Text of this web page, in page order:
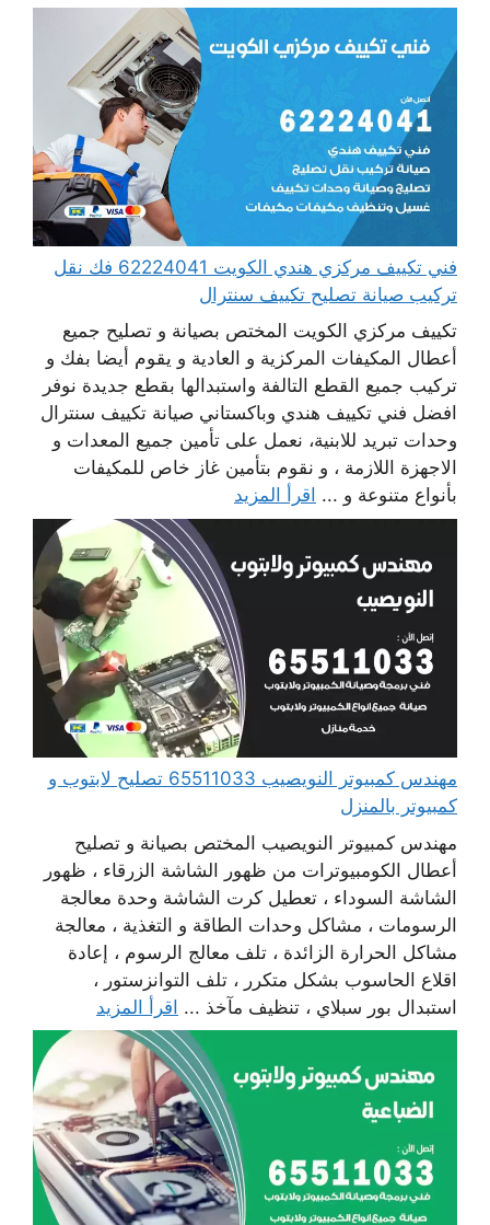
فني تكييف مركزي هندي الكويت 62224041 فك نقل
تركيب صيانة تصليح تكييف سنترال
تكييف مركزي الكويت المختص بصيانة و تصليح جميع
أعطال المكيفات المركزية و العادية و يقوم أيضا بفك و
تركيب جميع القطع التالفة واستبدالها بقطع جديدة نوفر
افضل فني تكييف هندي وباكستاني صيانة تكييف سنترال
وحدات تبريد للابنية، نعمل على تأمين جميع المعدات و
الاجهزة اللازمة ، و نقوم بتأمين غاز خاص للمكيفات
بأنواع متنوعة و ... اقرأ المزيد
مهندس كمبيوتر النويصيب 65511033 تصليح لابتوب و
كمبيوتر بالمنزل
مهندس كمبيوتر النويصيب المختص بصيانة و تصليح
أعطال الكومبيوترات من ظهور الشاشة الزرقاء ، ظهور
الشاشة السوداء ، تعطيل كرت الشاشة وحدة معالجة
الرسومات ، مشاكل وحدات الطاقة و التغذية ، معالجة
مشاكل الحرارة الزائدة ، تلف معالج الرسوم ، إعادة
اقلاع الحاسوب بشكل متكرر ، تلف التوانزستور ،
استبدال بور سبلاي ، تنظيف مآخذ ... اقرأ المزيد